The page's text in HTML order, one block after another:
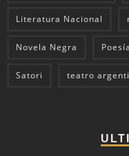
Literatura Nacional
Novela Negra Poesía
Satori teatro